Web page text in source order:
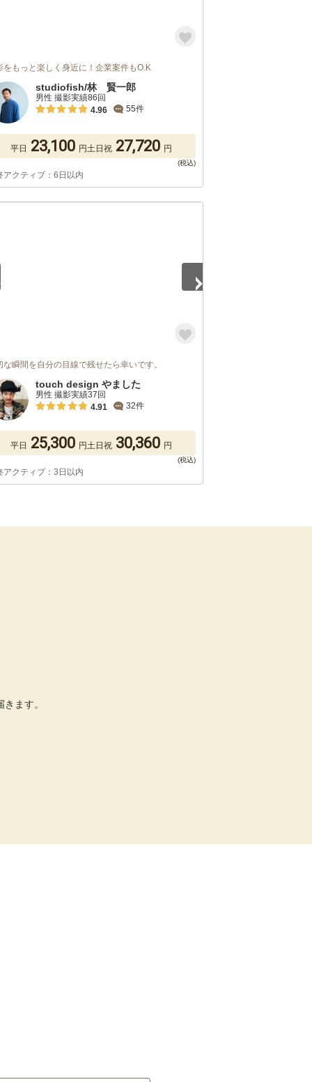
をもっと楽しく身近に！企業案件もO.K
studiofish/林 賢一郎
男性 撮影実績86回
4.96
55件
平日 23,100 円土日祝 27,720 円
アクティブ：6日以内
な瞬間を自分の目線で残せたら幸いです。
touch design やました
男性 撮影実績37回
4.91
32件
平日 25,300 円土日祝 30,360 円
アクティブ：3日以内
ます。